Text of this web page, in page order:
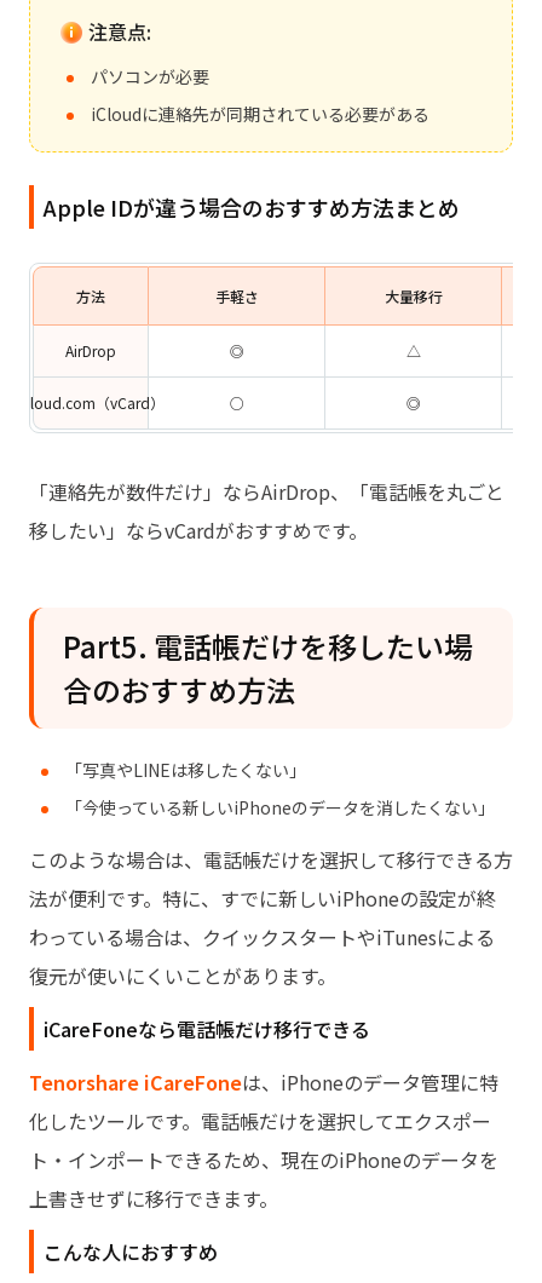
注意点:
パソコンが必要
iCloudに連絡先が同期されている必要がある
Apple IDが違う場合のおすすめ方法まとめ
方法 手軽さ 大量移行
AirDrop ◎ △
iCloud.com（vCard） ○ ◎
「連絡先が数件だけ」ならAirDrop、「電話帳を丸ごと
移したい」ならvCardがおすすめです。
Part5. 電話帳だけを移したい場
合のおすすめ方法
「写真やLINEは移したくない」
「今使っている新しいiPhoneのデータを消したくない」
このような場合は、電話帳だけを選択して移行できる方
法が便利です。特に、すでに新しいiPhoneの設定が終
わっている場合は、クイックスタートやiTunesによる
復元が使いにくいことがあります。
iCareFoneなら電話帳だけ移行できる
Tenorshare iCareFoneは、iPhoneのデータ管理に特
化したツールです。電話帳だけを選択してエクスポー
ト・インポートできるため、現在のiPhoneのデータを
上書きせずに移行できます。
こんな人におすすめ